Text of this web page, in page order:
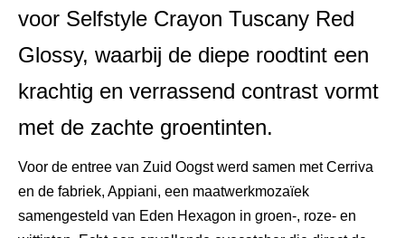
voor Selfstyle Crayon Tuscany Red
Glossy, waarbij de diepe roodtint een
krachtig en verrassend contrast vormt
met de zachte groentinten.
Voor de entree van Zuid Oogst werd samen met Cerriva
en de fabriek, Appiani, een maatwerkmozaïek
samengesteld van Eden Hexagon in groen-, roze- en